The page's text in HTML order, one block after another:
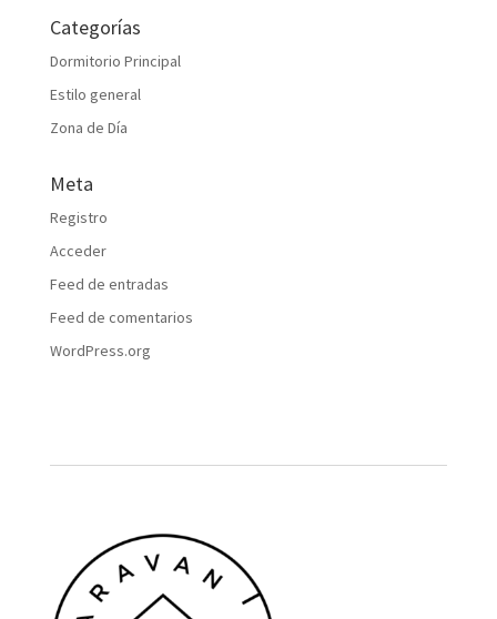
Categorías
Dormitorio Principal
Estilo general
Zona de Día
Meta
Registro
Acceder
Feed de entradas
Feed de comentarios
WordPress.org